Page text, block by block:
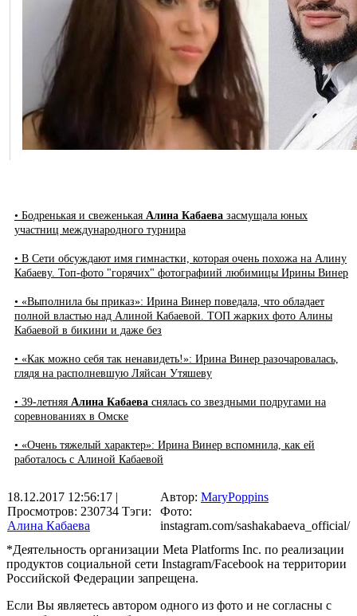
• Бодренькая и свеженькая Алина Кабаева засмущала юных
участниц международного турнира
• В Сети обсуждают имя гимнастки, которая очень похожа на Алину
Кабаеву. Топ-фото "горячих" фотографиий любимицы Ирины Винер
• «Выполнила бы приказ»: Ирина Винер поведала, что обладает
полной властью над Алиной Кабаевой. ТОП жарких фото Алины
Кабаевой в бикини и даже без
• «Как можно себя так ненавидеть!»: Ирина Винер разочаровалась,
глядя на располневшую Ляйсан Утяшеву
• 39-летняя Алина Кабаева снялась со звездными подругами на
соревнованиях в Омске
• «Очень тяжелый характер»: Ирина Винер вспомнила, как ей
работалось с Алиной Кабаевой
18.12.2017 12:56:17 |
Просмотров: 230734 Тэги:
Алина Кабаева
Автор: MaryPoppins
Фото:
instagram.com/sashakabaeva_official/
*Деятельность организации Meta Platforms Inc. по реализации
продуктов социальной сети Instagram/Facebook на территории
Российской Федерации запрещена.
Если Вы являетесь автором одного из фото и не согласны с